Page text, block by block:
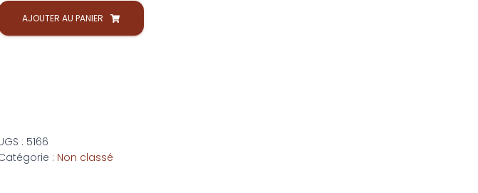
AJOUTER AU PANIER
: 5166
: Non classé